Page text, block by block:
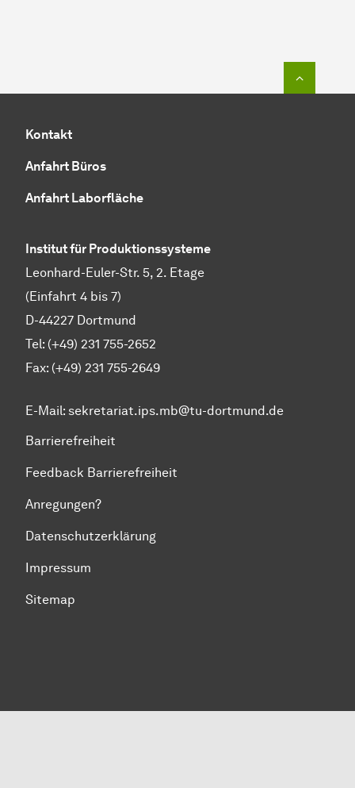
Kontakt
Anfahrt Büros
Anfahrt Laborfläche
Institut für Produktionssysteme
Leonhard-Euler-Str. 5, 2. Etage
(Einfahrt 4 bis 7)
D-44227 Dortmund
Tel: (+49) 231 755-2652
Fax: (+49) 231 755-2649
E-Mail: sekretariat.ips.mb@tu-dortmund.de
Barrierefreiheit
Feedback Barrierefreiheit
Anregungen?
Datenschutzerklärung
Impressum
Sitemap